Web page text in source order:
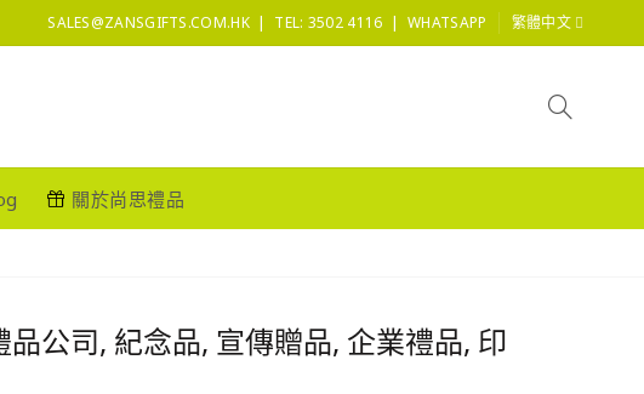
SALES@ZANSGIFTS.COM.HK| TEL: 3502 4116 |WHATSAPP 繁體中文
關於尚思禮品
公司, 紀念品, 宣傳贈品, 企業禮品, 印